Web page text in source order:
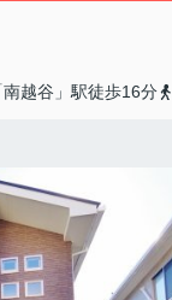
越谷」駅徒歩16分